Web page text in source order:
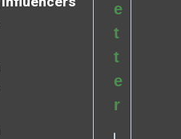
e
t
t
e
r